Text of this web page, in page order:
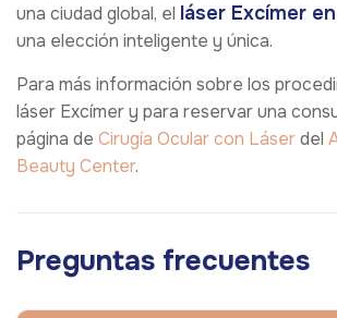
una ciudad global, el láser Excímer
una elección inteligente y única.
Para más información sobre los
láser Excímer y para reservar una
página de Cirugía Ocular con Láserdel
Beauty Center.
Preguntas frecuentes